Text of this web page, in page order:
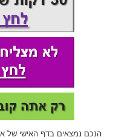
הנכם נמצאים בדף האישי